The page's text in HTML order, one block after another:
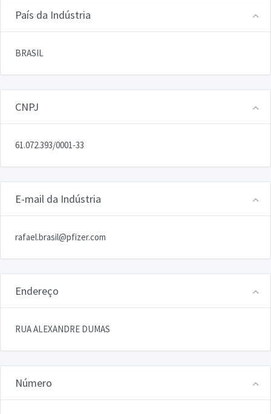
País da Indústria
BRASIL
CNPJ
61.072.393/0001-33
E-mail da Indústria
rafael.brasil@pfizer.com
Endereço
RUA ALEXANDRE DUMAS
Número